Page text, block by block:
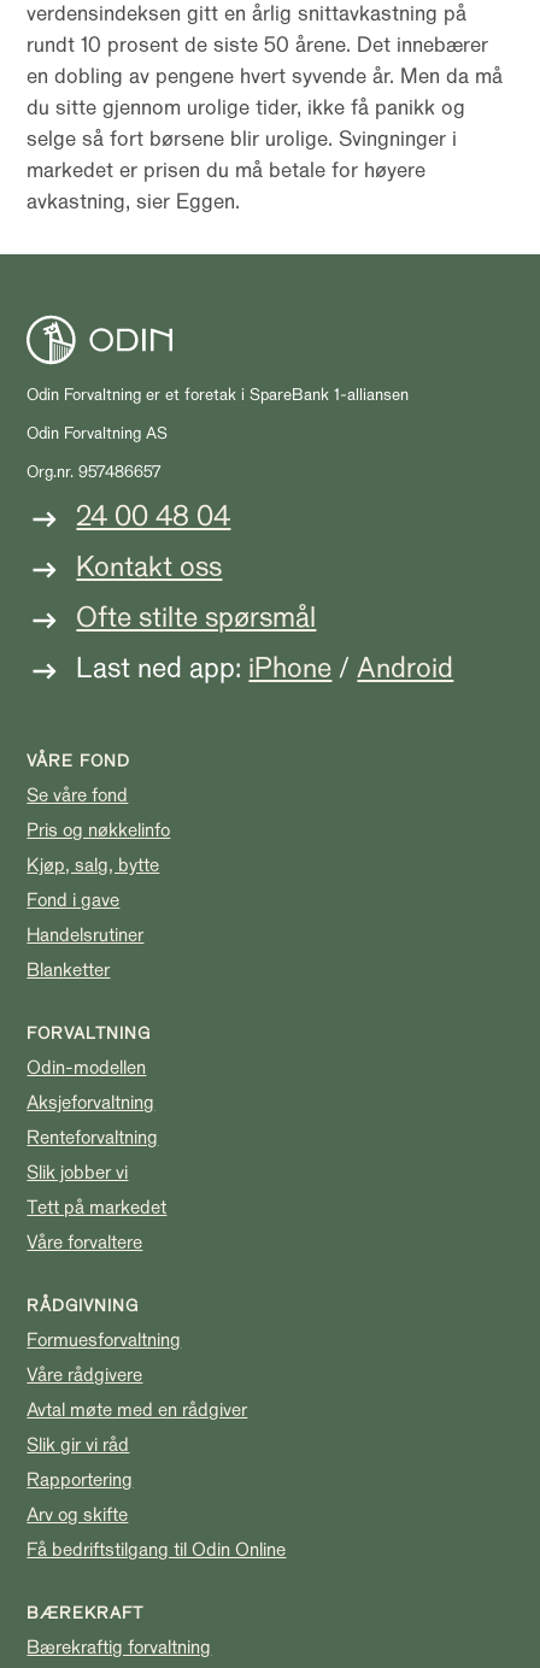
verdensindeksen gitt en årlig snittavkastning på
rundt 10 prosent de siste 50 årene. Det innebærer
en dobling av pengene hvert syvende år. Men da må
du sitte gjennom urolige tider, ikke få panikk og
selge så fort børsene blir urolige. Svingninger i
markedet er prisen du må betale for høyere
avkastning, sier Eggen.
Odin Forvaltning er et foretak i SpareBank 1-alliansen
Odin Forvaltning AS
Org.nr. 957486657
24 00 48 04
Kontakt oss
Ofte stilte spørsmål
Last ned app: iPhone /Android
VÅRE FOND
Se våre fond
Pris og nøkkelinfo
Kjøp, salg, bytte
Fond i gave
Handelsrutiner
Blanketter
FORVALTNING
Odin-modellen
Aksjeforvaltning
Renteforvaltning
Slik jobber vi
Tett på markedet
Våre forvaltere
RÅDGIVNING
Formuesforvaltning
Våre rådgivere
Avtal møte med en rådgiver
Slik gir vi råd
Rapportering
Arv og skifte
Få bedriftstilgang til Odin Online
BÆREKRAFT
Bærekraftig forvaltning